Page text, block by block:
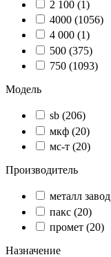
2 100 (1)
4000 (1056)
4 000 (1)
500 (375)
750 (1093)
Модель
sb (206)
мкф (20)
мс-т (20)
Производитель
металл завод
пакс (20)
промет (20)
Назначение